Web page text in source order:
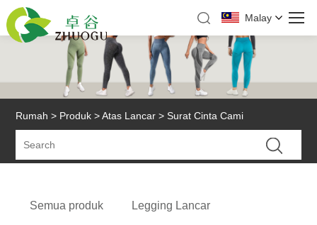
Malay
Rumah > Produk >Atas Lancar > Surat Cinta Cami
Semua produk Legging Lancar